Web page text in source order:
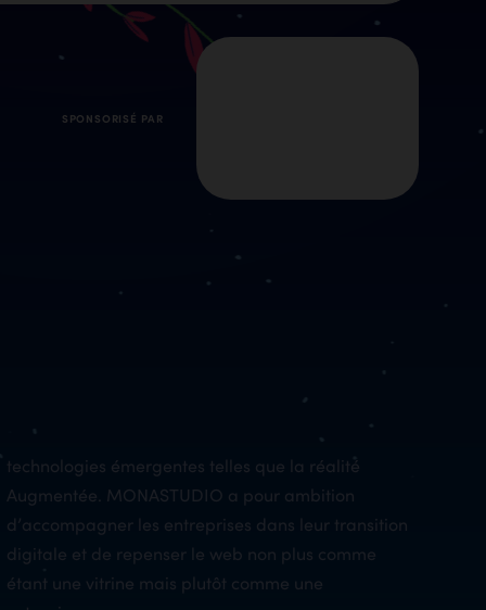
SPONSORISÉ PAR
technologies émergentes telles que la réalité
Augmentée. MONASTUDIO a pour ambition
d’accompagner les entreprises dans leur transition
digitale et de repenser le web non plus comme
étant une vitrine mais plutôt comme une